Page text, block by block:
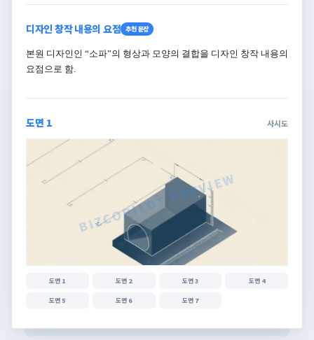
디자인 창작 내용의 요점 추천 문장
본원 디자인인 “소파”의 형상과 모양의 결합을 디자인 창작 내용의
요점으로 함.
도면 1 사시도
BIZCOPILOT PREVIEW
도면 1 도면 2 도면 3 도면 4
도면 5 도면 6 도면 7